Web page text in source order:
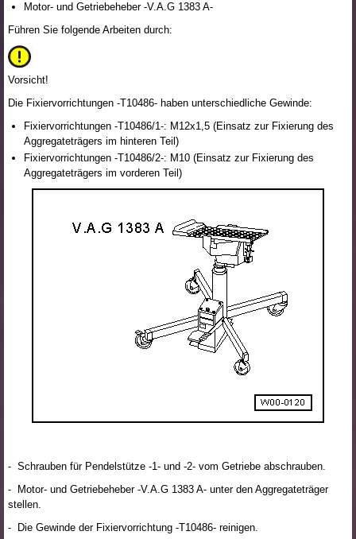
Motor- und Getriebeheber -V.A.G 1383 A-
Führen Sie folgende Arbeiten durch:
Vorsicht!
Die Fixiervorrichtungen -T10486- haben unterschiedliche Gewinde:
Fixiervorrichtungen -T10486/1-: M12x1,5 (Einsatz zur Fixierung des
Aggregateträgers im hinteren Teil)
Fixiervorrichtungen -T10486/2-: M10 (Einsatz zur Fixierung des
Aggregateträgers im vorderen Teil)
- Schrauben für Pendelstütze -1- und -2- vom Getriebe abschrauben.
- Motor- und Getriebeheber -V.A.G 1383 A- unter den Aggregateträger
stellen.
- Die Gewinde der Fixiervorrichtung -T10486- reinigen.